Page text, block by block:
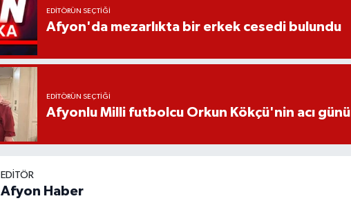
EDITÖRÜN SEÇTIĞI
Afyon'da mezarlıkta bir erkek cesedi bulundu
EDITÖRÜN SEÇTIĞI
Afyonlu Milli futbolcu Orkun Kökçü'nin acı günü
EDITÖR
Afyon Haber